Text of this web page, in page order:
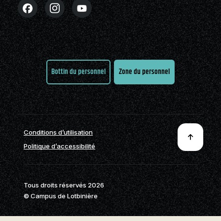
Actualités
Boutique
Partenaires
Foire aux
questions
Nous
joindre
Nouvelles
Nous joindre
Stages en alternance
travail-études (ATE)
À propos de la formation
générale
Annuaire des
programmes (PDF)
FAQ
Nous joindre
Cégépiens d’exception
Pavillon sportif
Bottin du personnel Zone du personnel
Conditions d’utilisation
Politique d’accessibilité
Tous droits réservés 2026
© Campus de Lotbinière